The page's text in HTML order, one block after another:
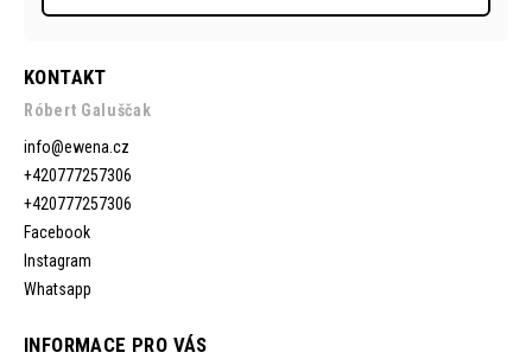
KONTAKT
Róbert Galuščak
info@ewena.cz
+420777257306
+420777257306
Facebook
Instagram
Whatsapp
INFORMACE PRO VÁS